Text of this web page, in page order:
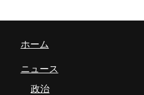
ホーム
ニュース
政治